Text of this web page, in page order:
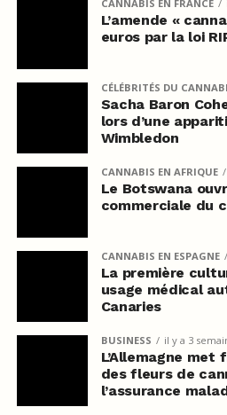
CANNABIS EN FRANCE
L’amende «
euros par la loi
CÉLÉBRITÉS DU
Sacha Baron
lors d’une
Wimbledon
CANNABIS EN AFRIQUE
Le Botswana
commerciale du
CANNABIS EN ESPAGNE
La première
usage médical
Canaries
BUSINESS il y a 3
L’Allemagne met
des fleurs de
l’assurance